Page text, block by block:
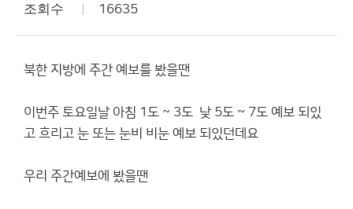
조회수 16635
북한 지방에 주간 예보를 봤을땐
이번주 토요일날 아침 1도 ~ 3도 낮 5도 ~ 7도 예보 되있
고 흐리고 눈 또는 눈비 비눈 예보 되있던데요
우리 주간예보에 봤을땐